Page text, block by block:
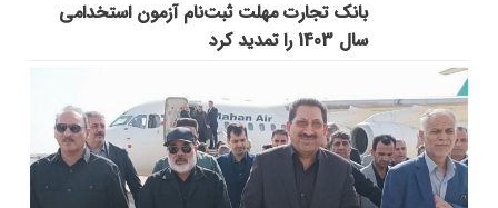
بانک تجارت مهلت ثبت‌نام آزمون استخدامی
سال 1403 را تمدید کرد